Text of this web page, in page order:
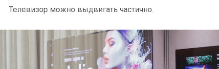
Телевизор можно выдвигать частично.